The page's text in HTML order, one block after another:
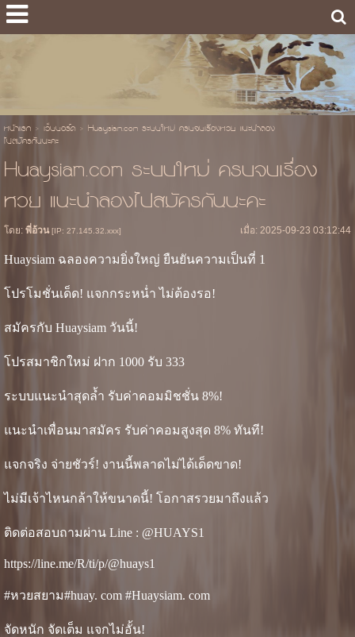
หน้าแรก> เว็บบอร์ด> Huaysiam.com ระบบใหม่ ครบจบเรื่องหวย แนะนำลอง
ไปสมัครกันนะคะ
Huaysiam.com ระบบใหม่ ครบจบเรื่อง
หวย แนะนำลองไปสมัครกันนะคะ
โดย:พี่อ้วน[IP: 27.145.32.xxx] เมื่อ: 2025-09-23 03:12:44
Huaysiam ฉลองความยิ่งใหญ่ ยืนยันความเป็นที่ 1
โปรโมชั่นเด็ด! แจกกระหน่ำ ไม่ต้องรอ!
สมัครกับ Huaysiam วันนี้!
โปรสมาชิกใหม่ ฝาก 1000 รับ 333
ระบบแนะนำสุดล้ำ รับค่าคอมมิชชั่น 8%!
แนะนำเพื่อนมาสมัคร รับค่าคอมสูงสุด 8% ทันที!
แจกจริง จ่ายชัวร์! งานนี้พลาดไม่ได้เด็ดขาด!
ไม่มีเจ้าไหนกล้าให้ขนาดนี้! โอกาสรวยมาถึงแล้ว
ติดต่อสอบถามผ่าน Line : @HUAYS1
https://line.me/R/ti/p/@huays1
#หวยสยาม#huay. com #Huaysiam. com
จัดหนัก จัดเต็ม แจกไม่อั้น!